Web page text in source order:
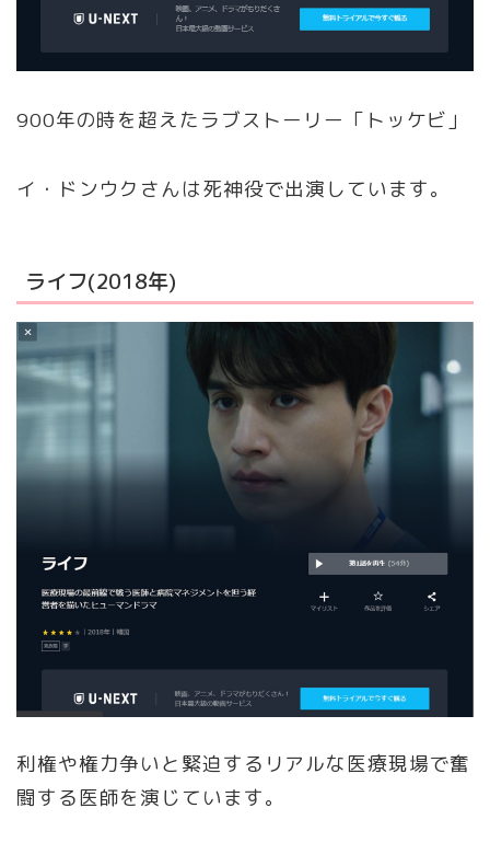
900年の時を超えたラブストーリー「トッケビ」
イ・ドンウクさんは死神役で出演しています。
ライフ(2018年)
利権や権力争いと緊迫するリアルな医療現場で奮
闘する医師を演じています。